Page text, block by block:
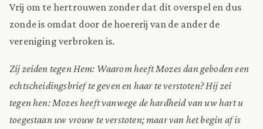
Vrij om te hertrouwen zonder dat dit overspel en dus
zonde is omdat door de hoererij van de ander de
vereniging verbroken is.
Zij zeiden tegen Hem: Waarom heeft Mozes dan geboden een
echtscheidingsbrief te geven en haar te verstoten? Hij zei
tegen hen: Mozes heeft vanwege de hardheid van uw hart u
toegestaan uw vrouw te verstoten; maar van het begin af is